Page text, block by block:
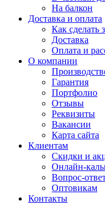
На балкон
Доставка и оплата
Как сделать
Доставка
Оплата и
О компании
Гарантия
Портфолио
Отзывы
Реквизиты
Вакансии
Карта сайта
Клиентам
Скидки и
Онлайн-
Вопрос-
Оптовикам
Контакты